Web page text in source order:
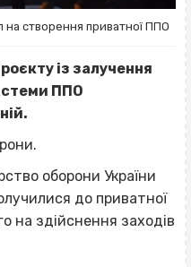
на створення приватної ППО
із залучення
ППО
оборони України
до приватної
на здійснення заходів